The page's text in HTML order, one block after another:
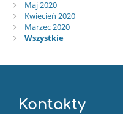
Maj 2020
Kwiecień 2020
Marzec 2020
Wszystkie
Kontakty